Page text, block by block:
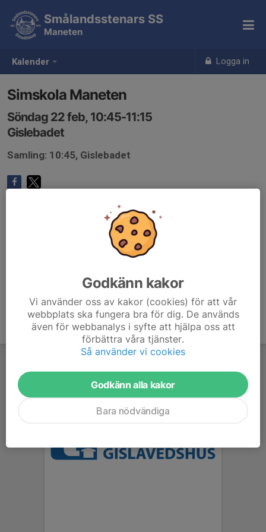
Kalender Logga in
Smålandsstenars SS
Maneten
Simskola Maneten
Söndag 22 feb, 10:45-11:15
Gislebadet
Samling: 10:45, Gislebadet
Godkänn kakor
Vi använder oss av kakor (cookies) för att vår
webbplats ska fungera bra för dig. De används
även för webbanalys i syfte att hjälpa oss att
förbättra våra tjänster.
Så använder vi cookies
Godkänn alla kakor
Bara nödvändiga